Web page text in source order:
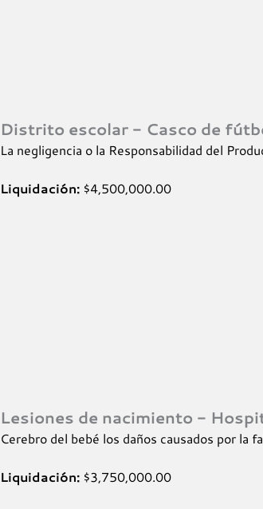
Distrito escolar - Casco de
La negligencia o la Responsabilidad del
Liquidación: $4,500,000.00
Lesiones de nacimiento -
Cerebro del bebé los daños causados por la
Liquidación: $3,750,000.00